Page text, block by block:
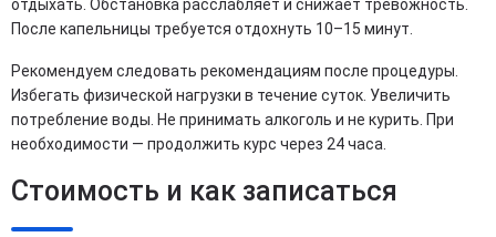
отдыхать. Обстановка расслабляет и снижает тревожность.
После капельницы требуется отдохнуть 10–15 минут.
Рекомендуем следовать рекомендациям после процедуры.
Избегать физической нагрузки в течение суток. Увеличить
потребление воды. Не принимать алкоголь и не курить. При
необходимости — продолжить курс через 24 часа.
Стоимость и как записаться